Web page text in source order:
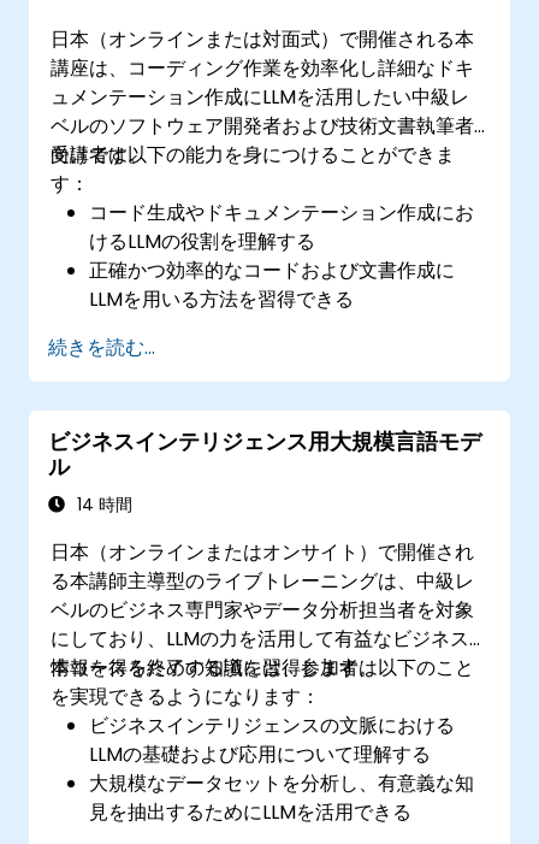
日本（オンラインまたは対面式）で開催される本
講座は、コーディング作業を効率化し詳細なドキ
ュメンテーション作成にLLMを活用したい中級レ
ベルのソフトウェア開発者および技術文書執筆者
向けです。
受講者は以下の能力を身につけることができま
す：
コード生成やドキュメンテーション作成にお
けるLLMの役割を理解する
正確かつ効率的なコードおよび文書作成に
LLMを用いる方法を習得できる
にLLMを取り入れることが可能になる
自動化ツールで高水準な文書品質基準を保つ
ことができる
ソフトウェア開発におけるAI利用に関する倫
きる
続きを読む...
ビジネスインテリジェンス用大規模言語モデ
ル
14 時間
日本（オンラインまたはオンサイト）で開催され
る本講師主導型のライブトレーニングは、中級レ
ベルのビジネス専門家やデータ分析担当者を対象
にしており、LLMの力を活用して有益なビジネス
情報を得るための知識を習得します。
本コースを終了する頃には、参加者は以下のこと
を実現できるようになります：
ビジネスインテリジェンスの文脈における
LLMの基礎および応用について理解する
大規模なデータセットを分析し、有意義な知
見を抽出するためにLLMを活用できる